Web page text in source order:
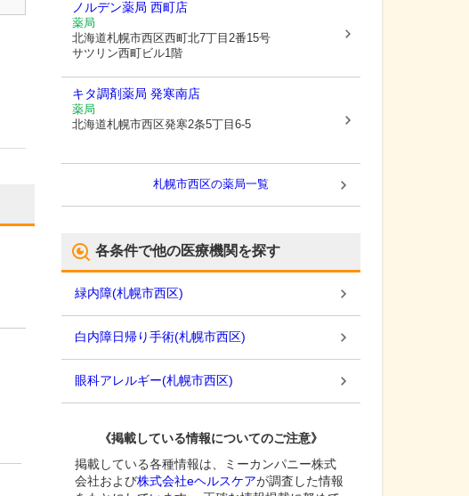
ノルデン薬局 西町店
薬局
北海道札幌市西区西町北7丁目2番15号
サツリン西町ビル1階
キタ調剤薬局 発寒南店
薬局
北海道札幌市西区発寒2条5丁目6-5
札幌市西区の薬局一覧
各条件で他の医療機関を探す
緑内障(札幌市西区)
白内障日帰り手術(札幌市西区)
眼科アレルギー(札幌市西区)
《掲載している情報についてのご注意》
掲載している各種情報は、ミーカンパニー株式
会社および株式会社eヘルスケアが調査した情報